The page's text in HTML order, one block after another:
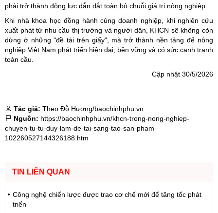
phải trở thành động lực dẫn dắt toàn bộ chuỗi giá trị nông nghiệp.
Khi nhà khoa học đồng hành cùng doanh nghiệp, khi nghiên cứu
xuất phát từ nhu cầu thị trường và người dân, KHCN sẽ không còn
dừng ở những "đề tài trên giấy", mà trở thành nền tảng để nông
nghiệp Việt Nam phát triển hiện đại, bền vững và có sức cạnh tranh
toàn cầu.
Cập nhật 30/5/2026
Tác giả: Theo Đỗ Hương/baochinhphu.vn
Nguồn: https://baochinhphu.vn/khcn-trong-nong-nghiep-
chuyen-tu-tu-duy-lam-de-tai-sang-tao-san-pham-
102260527144326188.htm
TIN LIÊN QUAN
Công nghệ chiến lược được trao cơ chế mới để tăng tốc phát
triển